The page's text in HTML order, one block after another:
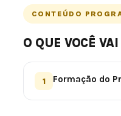
CONTEÚDO
O QUE VOCÊ
1 Formação do